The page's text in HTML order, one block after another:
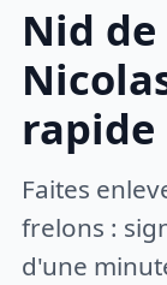
Nid
rapide
Faites
frelons :
d'une